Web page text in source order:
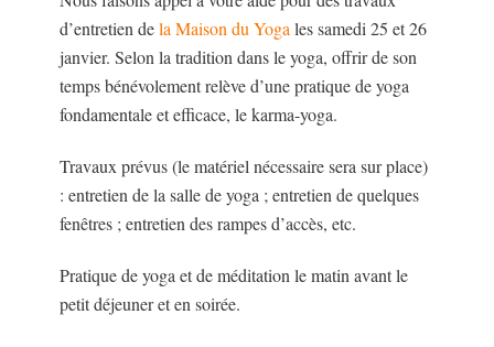
d’entretien dela Maison du Yoga les samedi 25 et 26
janvier. Selon la tradition dans le yoga, offrir de son
temps bénévolement relève d’une pratique de yoga
fondamentale et efficace, le karma-yoga.
Travaux prévus (le matériel nécessaire sera sur place)
: entretien de la salle de yoga ; entretien de quelques
fenêtres ; entretien des rampes d’accès, etc.
Pratique de yoga et de méditation le matin avant le
petit déjeuner et en soirée.